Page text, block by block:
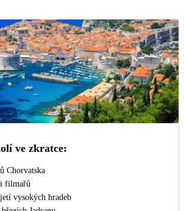
ve zkratce:
Chorvatska
i filmařů
vysokých hradeb